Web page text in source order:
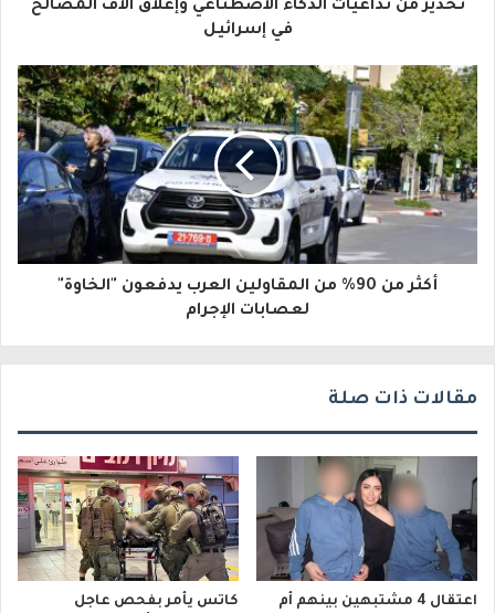
إ
ل
ك
ت
تحذير من تداعيات الذكاء الاصطناعي وإغلاق آلاف المصالح
في إسرائيل
أكثر من 90% من المقاولين العرب يدفعون "الخاوة"
لعصابات الإجرام
مقالات ذات صلة
اعتقال 4 مشتبهين بينهم أم
كاتس يأمر بفحص عاجل